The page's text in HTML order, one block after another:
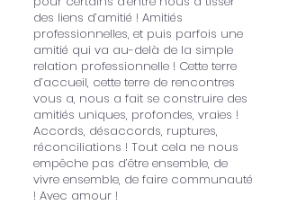
des liens d’amitié ! Amitiés
professionnelles, et puis parfois une
amitié qui va au-delà de la simple
relation professionnelle ! Cette terre
d’accueil, cette terre de rencontres
vous a, nous a fait se construire des
amitiés uniques, profondes, vraies !
Accords, désaccords, ruptures,
réconciliations ! Tout cela ne nous
empêche pas d’être ensemble, de
vivre ensemble, de faire communauté
! Avec amour !